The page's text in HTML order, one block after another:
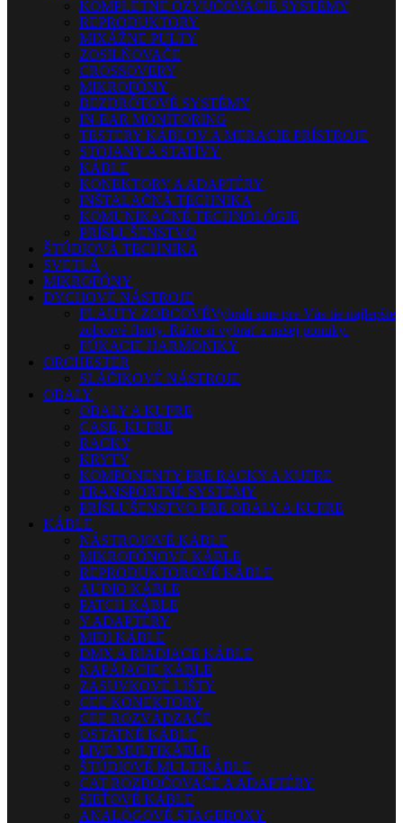
KOMPLETNÉ OZVUČOVACIE SYSTÉMY
REPRODUKTORY
MIXÁŽNE PULTY
ZOSILŇOVAČE
CROSSOVERY
MIKROFÓNY
BEZDRÔTOVÉ SYSTÉMY
IN-EAR MONITORING
TESTERY KÁBLOV A MERACIE PRÍSTROJE
STOJANY A STATÍVY
KÁBLE
KONEKTORY A ADAPTÉRY
INŠTALAČNÁ TECHNIKA
KOMUNIKAČNÉ TECHNOLÓGIE
PRÍSLUŠENSTVO
ŠTÚDIOVÁ TECHNIKA
SVETLÁ
MIKROFÓNY
DYCHOVÉ NÁSTROJE
FLAUTY-ZOBCOVÉVybrali sme pre Vás tie najlepšie
zobcové flauty. Ráčte si vybrať z našej ponuky.
FÚKACIE HARMONIKY
ORCHESTER
SLÁČIKOVÉ NÁSTROJE
OBALY
OBALY A KUFRE
CASE, KUFRE
RACKY
KRYTY
KOMPONENTY PRE RACKY A KUFRE
TRANSPORTNÉ SYSTÉMY
PRÍSLUŠENSTVO PRE OBALY A KUFRE
KÁBLE
NÁSTROJOVÉ KÁBLE
MIKROFÓNOVÉ KÁBLE
REPRODUKTOROVÉ KÁBLE
AUDIO KÁBLE
PATCH KÁBLE
Y ADAPTÉRY
MIDI KÁBLE
DMX A RIADIACE KÁBLE
NAPÁJACIE KÁBLE
ZÁSUVKOVÉ LIŠTY
CEE KONEKTORY
CEE ROZVÁDZAČE
OSTATNÉ KÁBLE
LIVE MULTIKÁBLE
ŠTÚDIOVÉ MULTIKÁBLE
CAT ROZBOČOVAČE A ADAPTÉRY
SIEŤOVÉ KÁBLE
ANALÓGOVÉ STAGEBOXY